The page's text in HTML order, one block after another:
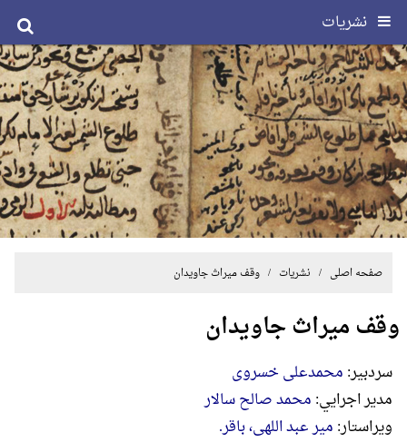
نشریات
صفحه اصلی / نشریات / وقف میراث جاویدان
وقف میراث جاویدان
سردبير: محمدعلی خسروی
مدير اجرايي: محمد صالح سالار
ويراستار: میر عبد اللهی، باقر.